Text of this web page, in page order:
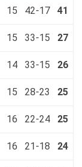
15 42-17 41
15 33-15 27
14 33-15 26
15 28-23 25
16 22-24 25
16 21-18 24